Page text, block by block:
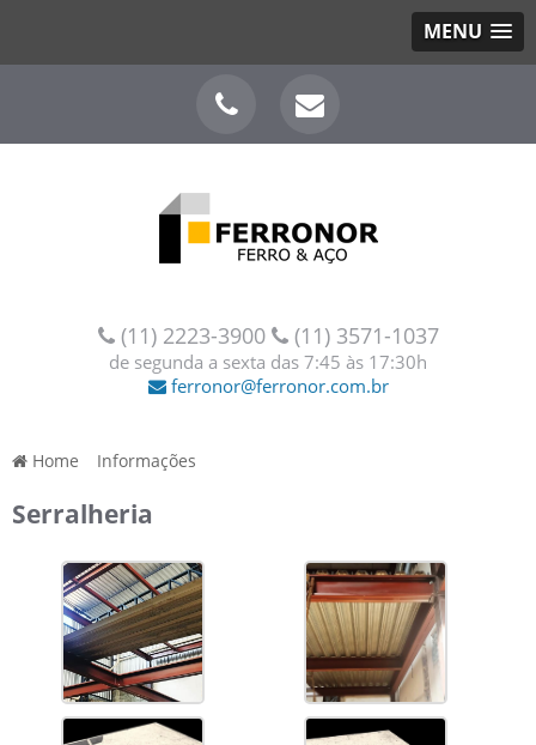
MENU
(11) 2223-3900 (11) 3571-1037
de segunda a sexta das 7:45 às 17:30h
ferronor@ferronor.com.br
Home Informações
Serralheria